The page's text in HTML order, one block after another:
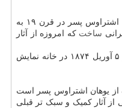
سه قطعه ابتدایی که ارکستر سمفونیک تهران اجرا کرد، قطعه مشهور «خفاش»، «آنا پولکا» و «شاهزاده کولی» اثر یوهان اشتراوس پسر است که شور و هیجانی نیز در سالن ایجاد کرد. یوهان اشتراوس پسر در قرن ۱۹ به
ساخت که امروزه از آثار
شب گذشته این قطعات خاطره انگیز اشتراوس اجرا شد که خاطره موسیقی و فیلم های کلاسیک را تداعی می کرد، همچنین که برمبنای قطعه «خفاش»، نمایشی کمدی موزیکال نخستین بار در ۵ آوریل ۱۸۷۴ در خانه نمایش
از یوهان اشتراوس پسر است
از آثار کمیک و سبک تر قبلی